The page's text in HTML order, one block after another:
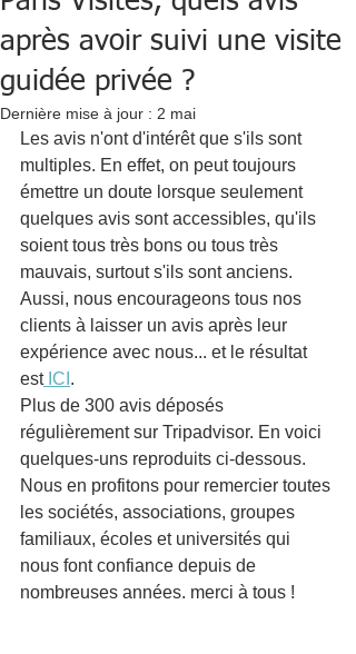
après avoir suivi une visite
guidée privée ?
Dernière mise à jour : 2 mai
Les avis n'ont d'intérêt que s'ils sont
multiples. En effet, on peut toujours
émettre un doute lorsque seulement
quelques avis sont accessibles, qu'ils
soient tous très bons ou tous très
mauvais, surtout s'ils sont anciens.
Aussi, nous encourageons tous nos
clients à laisser un avis après leur
expérience avec nous... et le résultat
est ICI .
Plus de 300 avis déposés
régulièrement sur Tripadvisor. En voici
quelques-uns reproduits ci-dessous.
Nous en profitons pour remercier toutes
les sociétés, associations, groupes
familiaux, écoles et universités qui
nous font confiance depuis de
nombreuses années. merci à tous !